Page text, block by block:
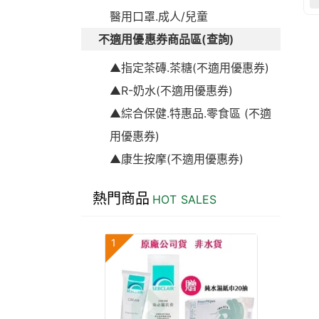
醫用口罩.成人/兒童
不適用優惠券商品區(查詢)
▲指定茶磚.茶糖(不適用優惠券)
▲R-奶水(不適用優惠券)
▲綜合保健.特惠品.零食區 (不適
用優惠券)
▲康生按摩(不適用優惠券)
熱門商品 HOT SALES
1